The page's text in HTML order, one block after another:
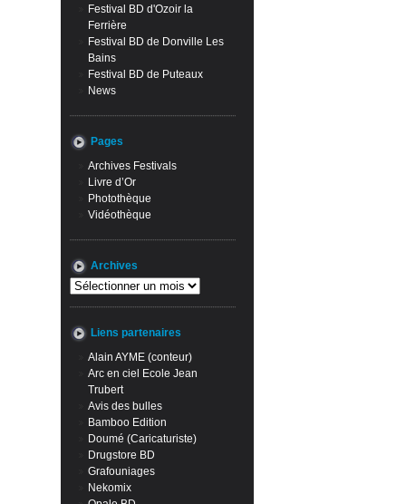
Festival BD d'Ozoir la
Ferrière
Festival BD de Donville Les
Bains
Festival BD de Puteaux
News
Pages
Archives Festivals
Livre d’Or
Photothèque
Vidéothèque
Archives
Archives
Liens partenaires
Alain AYME (conteur)
Arc en ciel Ecole Jean
Trubert
Avis des bulles
Bamboo Edition
Doumé (Caricaturiste)
Drugstore BD
Grafouniages
Nekomix